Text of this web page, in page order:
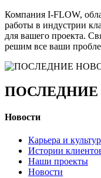
Компания I-FLOW,
работы в индустрии
для вашего проекта.
решим все ваши
Новости
Карьера и
Истории
Наши проекты
Новости